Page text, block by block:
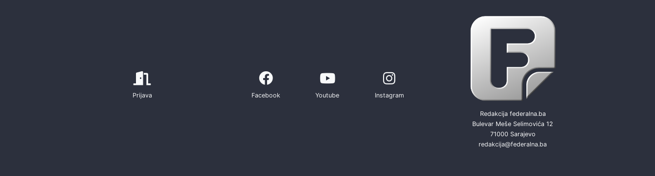
Prijava Facebook Youtube Instagram
Redakcija federalna.ba
Bulevar Meše Selimovića 12
71000 Sarajevo
redakcija@federalna.ba